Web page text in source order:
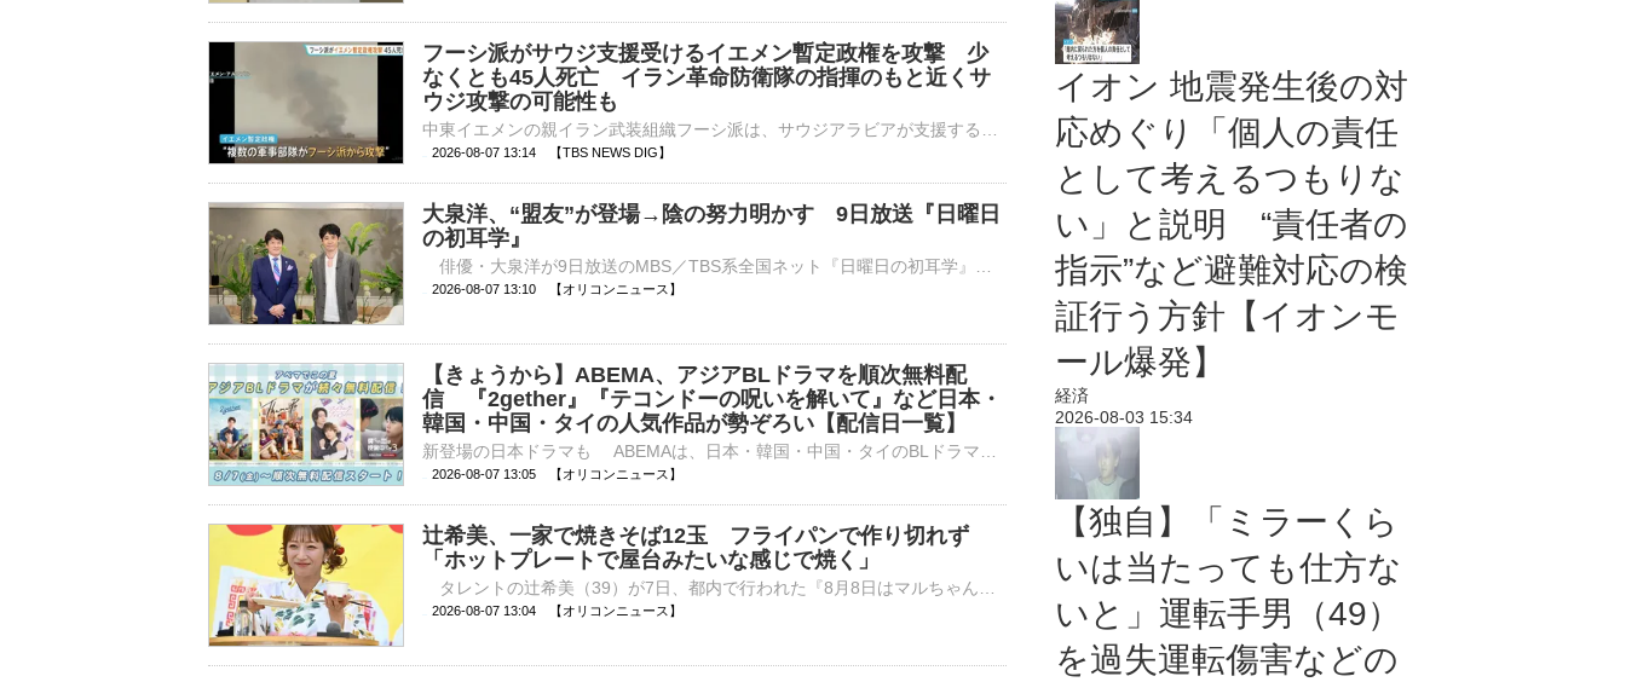
フーシ派がサウジ支援受けるイエメン暫定政権を攻撃 少
なくとも45人死亡 イラン革命防衛隊の指揮のもと近くサ
ウジ攻撃の可能性も
2026-08-07 13:14 【TBS NEWS DIG】
大泉洋、“盟友”が登場→陰の努力明かす 9日放送『日曜日
の初耳学』
2026-08-07 13:10 【オリコンニュース】
【きょうから】ABEMA、アジアBLドラマを順次無料配
信 『2gether』『テコンドーの呪いを解いて』など日本・
韓国・中国・タイの人気作品が勢ぞろい【配信日一覧】
2026-08-07 13:05 【オリコンニュース】
辻希美、一家で焼きそば12玉 フライパンで作り切れず
「ホットプレートで屋台みたいな感じで焼く」
2026-08-07 13:04 【オリコンニュース】
イオン 地震発生後の対
応めぐり「個人の責任
として考えるつもりな
い」と説明 “責任者の
指示”など避難対応の検
証行う方針【イオンモ
ール爆発】
経済
2026-08-03 15:34
【独自】「ミラーくら
いは当たっても仕方な
いと」運転手男（49）
を過失運転傷害などの